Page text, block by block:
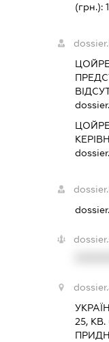
(грн.):
25,